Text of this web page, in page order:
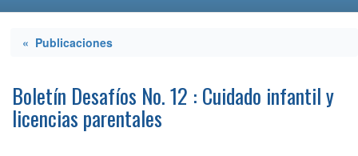
« Publicaciones
Boletín Desafíos No. 12 : Cuidado infantil y
licencias parentales